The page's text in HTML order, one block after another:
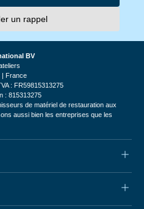
un rappel
BV
| France
: FR59815313275
: 815313275
de matériel de restauration aux
aussi bien les entreprises que les